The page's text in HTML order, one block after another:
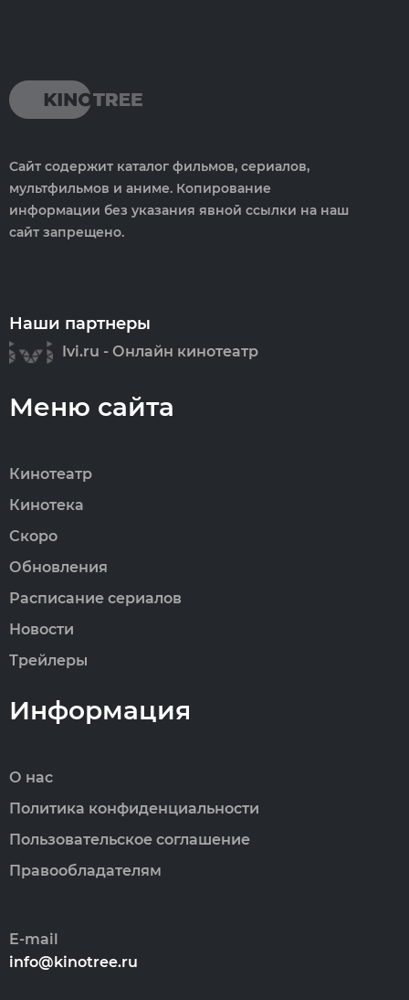
Сайт содержит каталог фильмов, сериалов,
мультфильмов и аниме. Копирование
информации без указания явной ссылки на наш
сайт запрещено.
Наши партнеры
Ivi.ru - Онлайн кинотеатр
Меню сайта
Кинотеатр
Кинотека
Скоро
Обновления
Расписание сериалов
Новости
Трейлеры
Информация
О нас
Политика конфиденциальности
Пользовательское соглашение
Правообладателям
E-mail
info@kinotree.ru